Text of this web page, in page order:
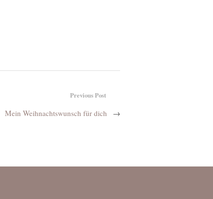
Previous Post
Mein Weihnachtswunsch für dich →